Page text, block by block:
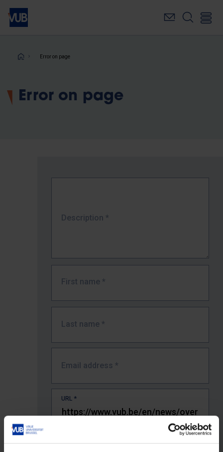
Skip
main
Breadcrumb
Error on page
Error on page
Description *
First name *
Last name *
Email address *
URL *
The full URL of the page where you encountered the error.